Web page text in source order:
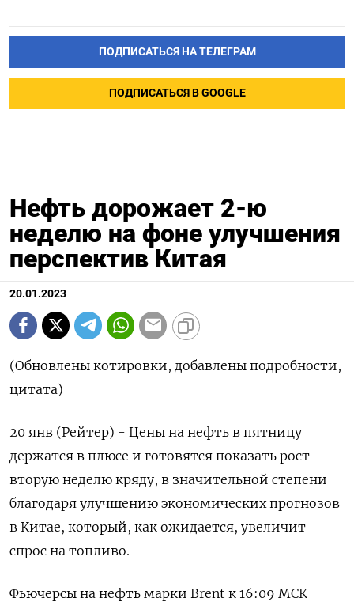
ПОДПИСАТЬСЯ НА ТЕЛЕГРАМ
ПОДПИСАТЬСЯ В GOOGLE
Нефть дорожает 2-ю
неделю на фоне улучшения
перспектив Китая
20.01.2023
(Обновлены котировки, добавлены подробности,
цитата)
20 янв (Рейтер) - Цены на нефть в пятницу
держатся в плюсе и готовятся показать рост
вторую неделю кряду, в значительной степени
благодаря улучшению экономических прогнозов
в Китае, который, как ожидается, увеличит
спрос на топливо.
Фьючерсы на нефть марки Brent к 16:09 МСК